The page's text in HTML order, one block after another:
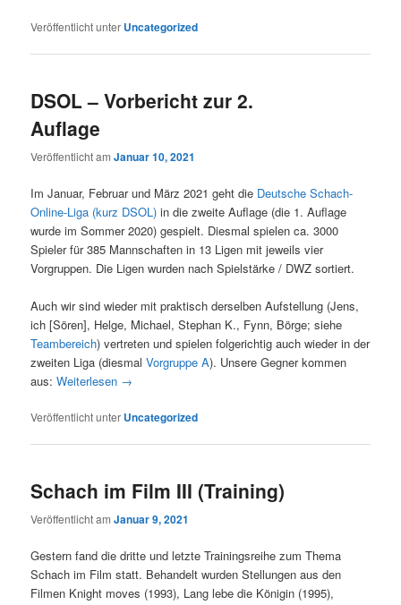
Veröffentlicht unter Uncategorized
DSOL – Vorbericht zur 2.
Auflage
Veröffentlicht amJanuar 10, 2021
Im Januar, Februar und März 2021 geht die Deutsche Schach-
Online-Liga (kurz DSOL) in die zweite Auflage (die 1. Auflage
wurde im Sommer 2020) gespielt. Diesmal spielen ca. 3000
Spieler für 385 Mannschaften in 13 Ligen mit jeweils vier
Vorgruppen. Die Ligen wurden nach Spielstärke / DWZ sortiert.
Auch wir sind wieder mit praktisch derselben Aufstellung (Jens,
ich [Sören], Helge, Michael, Stephan K., Fynn, Börge; siehe
Teambereich) vertreten und spielen folgerichtig auch wieder in der
zweiten Liga (diesmalVorgruppe A). Unsere Gegner kommen
aus:Weiterlesen →
Veröffentlicht unter Uncategorized
Schach im Film III (Training)
Veröffentlicht amJanuar 9, 2021
Gestern fand die dritte und letzte Trainingsreihe zum Thema
Schach im Film statt. Behandelt wurden Stellungen aus den
Filmen Knight moves (1993), Lang lebe die Königin (1995),